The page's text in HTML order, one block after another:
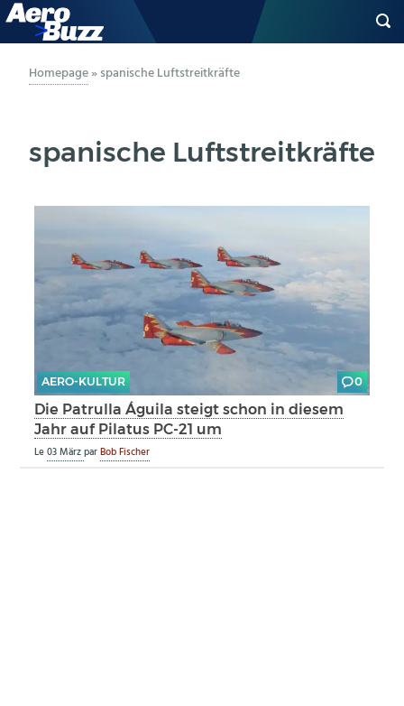
GENERAL AVIATION
LUFTVERKEHR
MILITÄR
INDUSTRIE
HELIKOPTER
AERO-KULTUR
Homepage»spanische Luftstreitkräfte
spanische Luftstreitkräfte
AERO-KULTUR 0
Die Patrulla Águila steigt schon in diesem
Jahr auf Pilatus PC-21 um
Le03 MärzparBob Fischer